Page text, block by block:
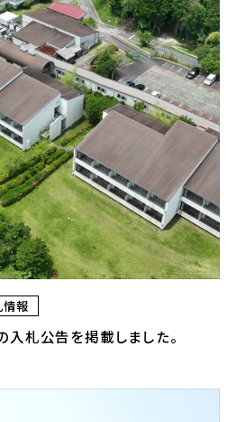
情報
の入札公告を掲載しました。